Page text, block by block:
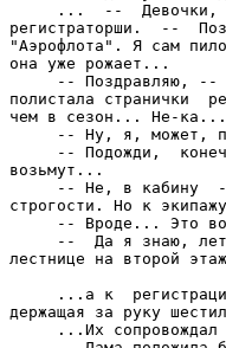
...  --  Девочки,
регистраторши.  --
"Аэрофлота". Я сам
она уже рожает...
-- Поздравляю, --
полистала странички
чем в сезон... Не-ка...
-- Ну, я, может,
-- Подожди,
возьмут...
-- Не, в кабину
строгости. Но к
-- Вроде... Это
--  Да я знаю,
лестнице на второй
...а к
держащая за руку
...Их сопровождал